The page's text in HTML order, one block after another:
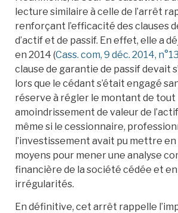
lecture similaire à celle de l’arrêt
renforçant l’efficacité des clauses
d’actif et de passif. En effet, elle a
en 2014 (Cass. com, 9 déc. 2014,
clause de garantie de passif devait
lors que le cédant s’était engagé
réserve à régler le montant de tout
amoindrissement de valeur de
même si le cessionnaire,
l’investissement avait pu mettre
moyens pour mener une analyse
financière de la société cédée et
irrégularités.
En définitive, cet arrêt rappelle